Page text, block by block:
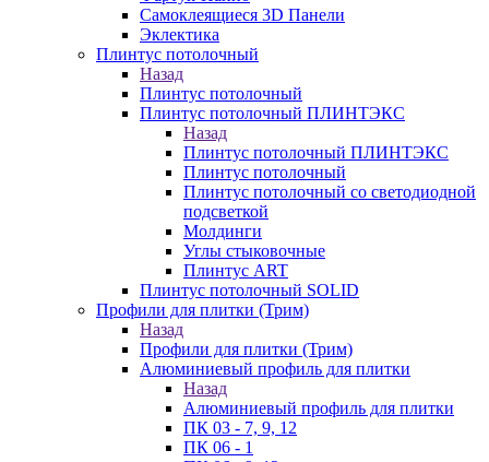
Самоклеящиеся 3D Панели
Эклектика
Плинтус потолочный
Назад
Плинтус потолочный
Плинтус потолочный ПЛИНТЭКС
Назад
Плинтус потолочный ПЛИНТЭКС
Плинтус потолочный
Плинтус потолочный со светодиодной
подсветкой
Молдинги
Углы стыковочные
Плинтус ART
Плинтус потолочный SOLID
Профили для плитки (Трим)
Назад
Профили для плитки (Трим)
Алюминиевый профиль для плитки
Назад
Алюминиевый профиль для плитки
ПК 03 - 7, 9, 12
ПК 06 - 1